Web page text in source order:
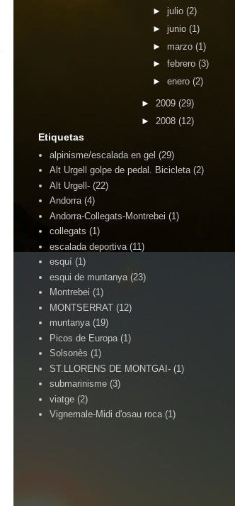
► julio (2)
► junio (1)
► marzo (1)
► febrero (3)
► enero (2)
► 2009 (29)
► 2008 (12)
Etiquetas
alpinisme/escalada en gel (29)
Alt Urgell golpe de pedal. Bicicleta (2)
Alt Urgell- (22)
Andorra (4)
Andorra-Collegats-Montrebei (1)
collegats (1)
escalada deportiva (11)
esquí (1)
esqui de muntanya (23)
Montrebei (1)
MONTSERRAT (12)
muntanya (19)
Picos de Europa (1)
Solsonès (1)
ST.LLORENS DE MONTGAI- (1)
submarinisme (3)
viatge (2)
Vignemale-Midi d'osau roca (1)